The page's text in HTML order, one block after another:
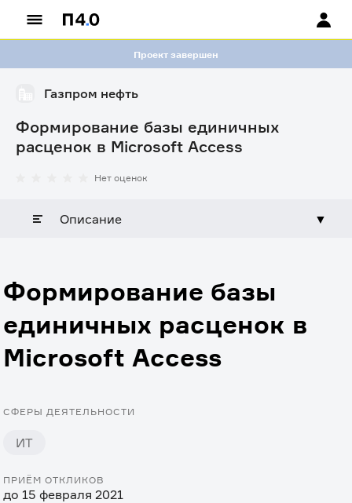
Проект завершен
Газпром нефть
Формирование базы единичных
расценок в Microsoft Access
Нет оценок
Описание ▼
Формирование базы
единичных расценок в
Microsoft Access
СФЕРЫ ДЕЯТЕЛЬНОСТИ
ИТ
ПРИЁМ ОТКЛИКОВ
до 15 февраля 2021